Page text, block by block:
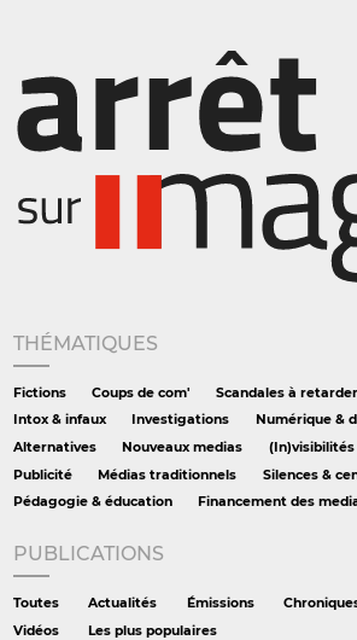
THÉMATIQUES
Fictions Coups de com'
Scandales à
Intox & infaux
Investigations Numérique &
Alternatives
Nouveaux medias (In)visibilités
Publicité
Médias traditionnels
Silences &
Pédagogie & éducation
Financement des
PUBLICATIONS
Toutes Actualités Émissions
Vidéos
Les plus populaires